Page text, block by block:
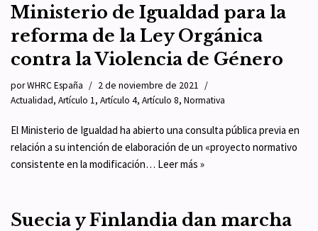
Ministerio de Igualdad para la
reforma de la Ley Orgánica
contra la Violencia de Género
porWHRC España
2 de noviembre de 2021
Actualidad, Artículo 1, Artículo 4, Artículo 8, Normativa
El Ministerio de Igualdad ha abierto una consulta pública previa en
relación a su intención de elaboración de un «proyecto normativo
consistente en la modificación… Leer más »
Suecia y Finlandia dan marcha